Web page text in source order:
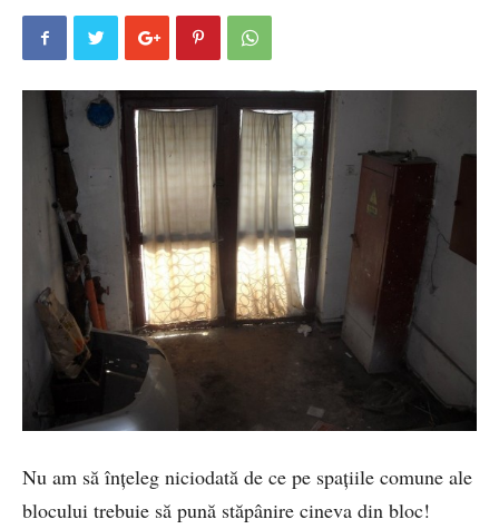
Nu am să înţeleg niciodată de ce pe spaţiile comune ale
blocului trebuie să pună stăpânire cineva din bloc!